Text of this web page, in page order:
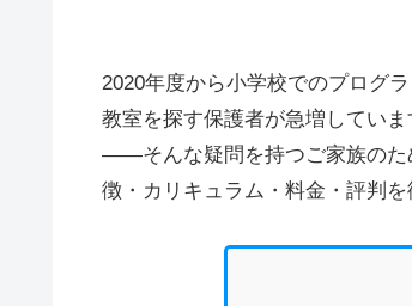
2020年度から小学校でのプログ
教室を探す保護者が急増してい
——そんな疑問を持つご家族のた
徴・カリキュラム・料金・評判を